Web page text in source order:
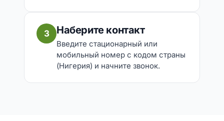
3 Наберите контакт
Введите стационарный или
мобильный номер с кодом страны
(Нигерия) и начните звонок.